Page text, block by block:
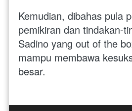
Kemudian, dibahas pula
pemikiran dan tindakan-
Sadino yang out of the
mampu membawa
besar.